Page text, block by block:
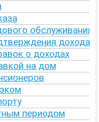
обслуживания
дохода
о доходах
на дом
периодом